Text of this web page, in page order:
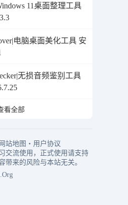
11桌面整理工具
电脑桌面美化工具 安
无损音频鉴别工具
看全部
网站地图 ・ 用户协议
交流使用，正式使用请支持
带来的风险与本站无关。